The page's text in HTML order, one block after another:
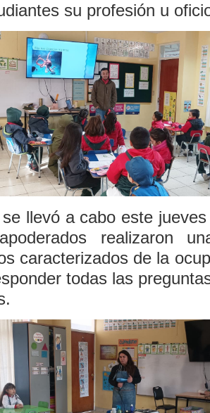
su profesión u
llevó a cabo este
realizaron
caracterizados de la
todas las